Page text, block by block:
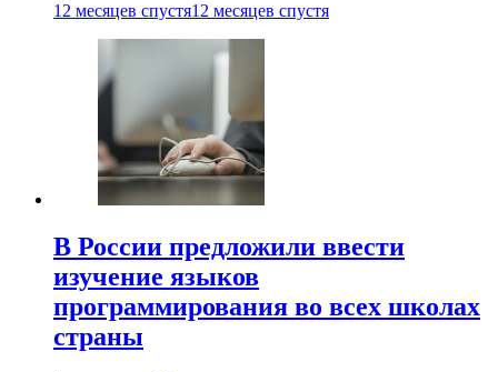
12 месяцев спустя12 месяцев спустя
В России предложили ввести
изучение языков
программирования во всех школах
страны